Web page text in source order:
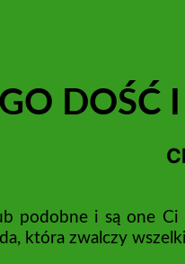
DOŚĆ
podobne i są one
która zwalczy